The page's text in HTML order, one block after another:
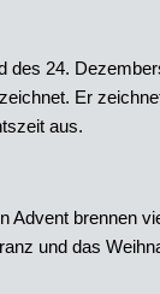
des 24.
Er
aus.
Advent brennen
und das